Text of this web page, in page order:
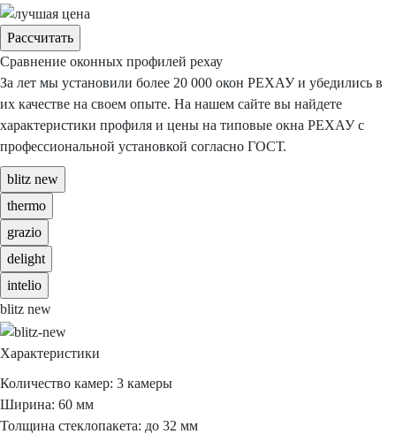
Рассчитать
Сравнение оконных профилей рехау
За лет мы установили более 20 000 окон РЕХАУи убедились в
их качестве на своем опыте. На нашем сайте вы найдете
характеристики профиля и цены на типовые окна РЕХАУ с
профессиональной установкой согласно ГОСТ.
blitz new
thermo
grazio
delight
intelio
blitz new
Характеристики
Количество камер: 3 камеры
Ширина: 60 мм
Толщина стеклопакета: до 32 мм